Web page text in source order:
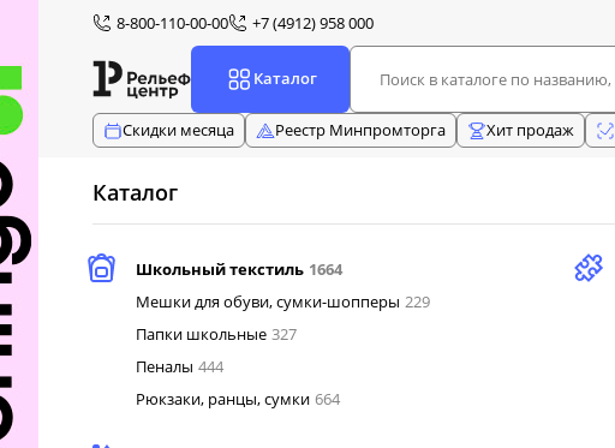
8-800-110-00-00 +7 (4912) 958 000
Каталог
Скидки месяца
Реестр Минпромторга Хит продаж
Каталог
Школьный текстиль 1664
Мешки для обуви, сумки-шопперы 229
Папки школьные 327
Пеналы 444
Рюкзаки, ранцы, сумки 664